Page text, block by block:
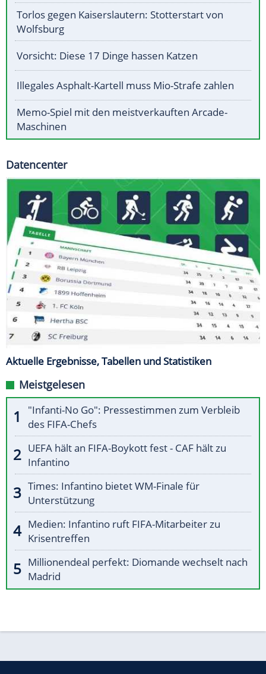
Torlos gegen Kaiserslautern: Stotterstart von
Wolfsburg
Vorsicht: Diese 17 Dinge hassen Katzen
Illegales Asphalt-Kartell muss Mio-Strafe zahlen
Memo-Spiel mit den meistverkauften Arcade-
Maschinen
Datencenter
Aktuelle Ergebnisse, Tabellen und Statistiken
Meistgelesen
"Infanti-No Go": Pressestimmen zum Verbleib
des FIFA-Chefs
UEFA hält an FIFA-Boykott fest - CAF hält zu
Infantino
Times: Infantino bietet WM-Finale für
Unterstützung
Medien: Infantino ruft FIFA-Mitarbeiter zu
Krisentreffen
Millionendeal perfekt: Diomande wechselt nach
Madrid